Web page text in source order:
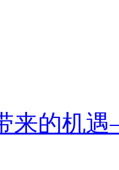
来的机